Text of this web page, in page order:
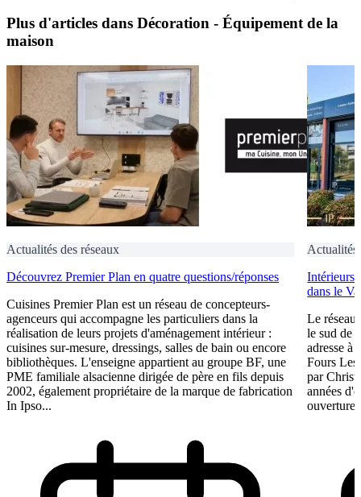
Plus d'articles dans Décoration - Équipement de la
maison
Actualités des réseaux
Découvrez Premier Plan en quatre questions/réponses
Cuisines Premier Plan est un réseau de concepteurs-
agenceurs qui accompagne les particuliers dans la
réalisation de leurs projets d'aménagement intérieur :
cuisines sur-mesure, dressings, salles de bain ou encore
bibliothèques. L'enseigne appartient au groupe BF, une
PME familiale alsacienne dirigée de père en fils depuis
2002, également propriétaire de la marque de fabrication
In Ipso...
Actualités
Intérieurs
dans le
Le réseau
le sud de
adresse à
Fours Les
par
années
ouverture